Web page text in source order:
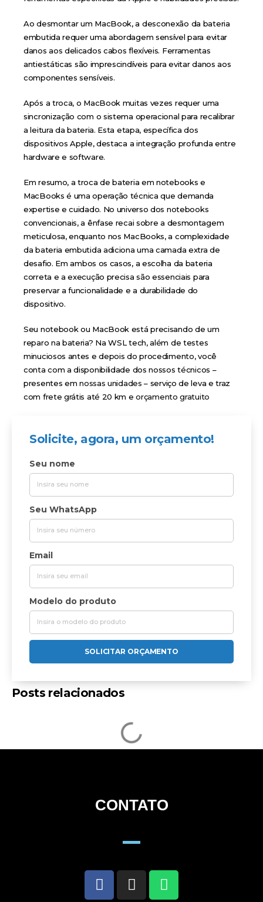
Ao desmontar um MacBook, a desconexão da bateria
embutida requer uma abordagem sensível para evitar
danos aos delicados cabos flexíveis. Ferramentas
antiestáticas são imprescindíveis para evitar danos aos
componentes sensíveis.
Após a troca, o MacBook muitas vezes requer uma
sincronização com o sistema operacional para recalibrar
a leitura da bateria. Esta etapa, específica dos
dispositivos Apple, destaca a integração profunda entre
hardware e software.
Em resumo, a troca de bateria em notebooks e
MacBooks é uma operação técnica que demanda
expertise e cuidado. No universo dos notebooks
convencionais, a ênfase recai sobre a desmontagem
meticulosa, enquanto nos MacBooks, a complexidade
da bateria embutida adiciona uma camada extra de
desafio. Em ambos os casos, a escolha da bateria
correta e a execução precisa são essenciais para
preservar a funcionalidade e a durabilidade do
dispositivo.
Seu notebook ou MacBook está precisando de um
reparo na bateria? Na WSL tech, além de testes
minuciosos antes e depois do procedimento, você
conta com a disponibilidade dos nossos técnicos –
presentes emnossas unidades – serviço de leva e traz
com frete grátis até 20 km e orçamento gratuito
Solicite, agora, um orçamento!
Seu nome
Seu WhatsApp
Email
Modelo do produto
SOLICITAR ORÇAMENTO
Posts relacionados
CONTATO